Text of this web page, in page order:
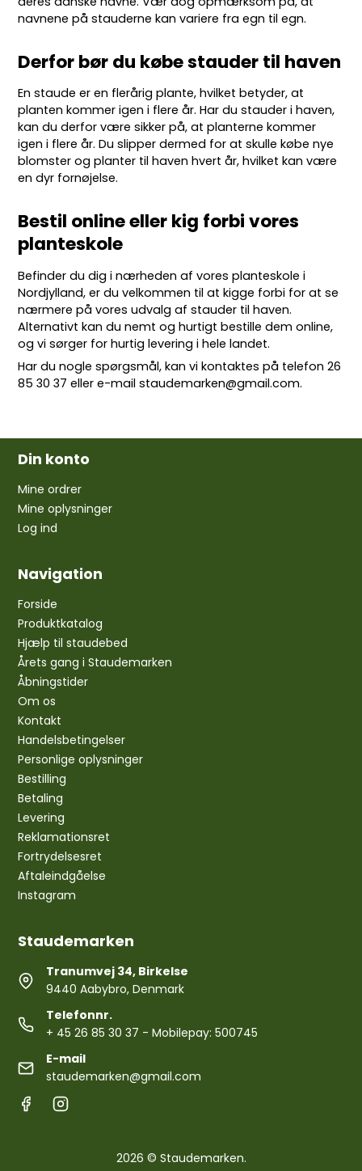
navnene på stauderne kan variere fra egn til egn.
Derfor bør du købe stauder til haven
En staude er en flerårig plante, hvilket betyder, at
planten kommer igen i flere år. Har du stauder i haven,
kan du derfor være sikker på, at planterne kommer
igen i flere år. Du slipper dermed for at skulle købe nye
blomster og planter til haven hvert år, hvilket kan være
en dyr fornøjelse.
Bestil online eller kig forbi vores
planteskole
Befinder du dig i nærheden af vores planteskole i
Nordjylland, er du velkommen til at kigge forbi for at se
nærmere på vores udvalg af stauder til haven.
Alternativt kan du nemt og hurtigt bestille dem online,
og vi sørger for hurtig levering i hele landet.
Har du nogle spørgsmål, kan vi kontaktes på telefon26
85 30 37 eller e-mailstaudemarken@gmail.com.
Din konto
Mine ordrer
Mine oplysninger
Log ind
Navigation
Forside
Produktkatalog
Hjælp til staudebed
Årets gang i Staudemarken
Åbningstider
Om os
Kontakt
Handelsbetingelser
Personlige oplysninger
Bestilling
Betaling
Levering
Reklamationsret
Fortrydelsesret
Aftaleindgåelse
Instagram
Staudemarken
Tranumvej 34, Birkelse
9440 Aabybro, Denmark
Telefonnr.
+ 45 26 85 30 37 - Mobilepay: 500745
E-mail
staudemarken@gmail.com
2026 © Staudemarken.